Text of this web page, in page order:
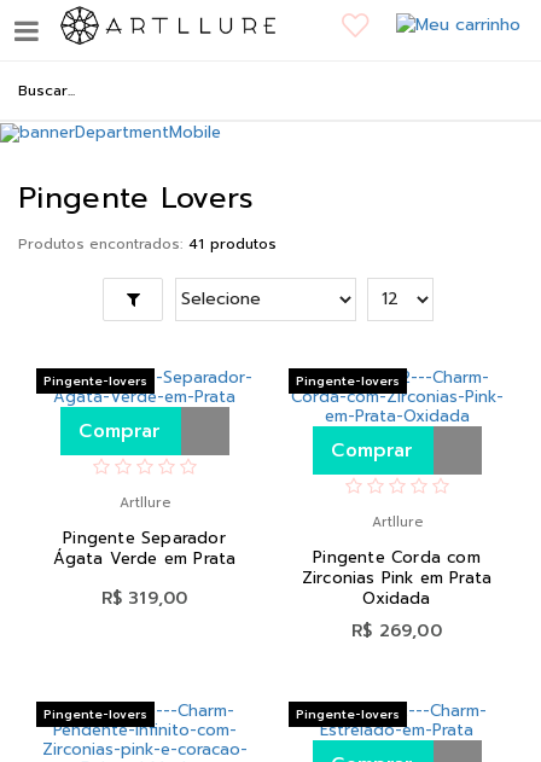
Pingente Lovers
Produtos encontrados: 41
Comprar
Artllure
Pingente Separador
Ágata Verde em Prata
R$ 319,00
Pingente-lovers
Comprar
Artllure
Pingente Corda com
Zirconias Pink em Prata
Oxidada
R$ 269,00
Pingente-lovers
Pingente-lovers Pingente-lovers